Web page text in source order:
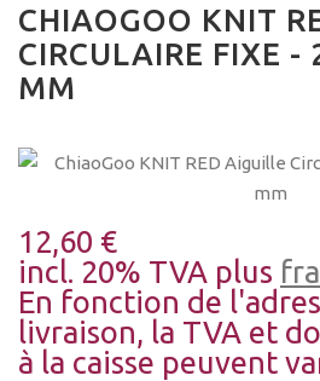
CHIAOGOO KNIT
CIRCULAIRE FIXE -
MM
12,60 €
incl. 20% TVA plus
En fonction de
livraison, la TVA et
à la caisse peuvent